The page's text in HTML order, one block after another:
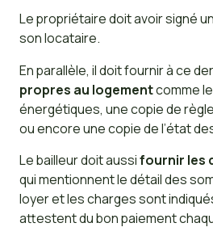
Le propriétaire doit avoir signé
son locataire.
En parallèle, il doit fournir à ce
propres au logementcomme
énergétiques, une copie de
ou encore une copie de l’état
Le bailleur doit aussifournir les
qui mentionnent le détail des
loyer et les charges sont
attestent du bon paiement